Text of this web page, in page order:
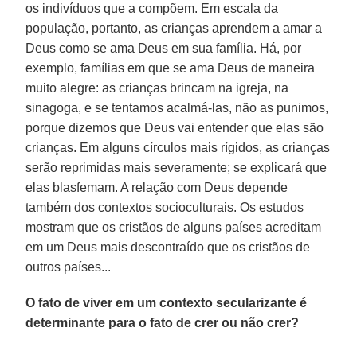
os indivíduos que a compõem. Em escala da
população, portanto, as crianças aprendem a amar a
Deus como se ama Deus em sua família. Há, por
exemplo, famílias em que se ama Deus de maneira
muito alegre: as crianças brincam na igreja, na
sinagoga, e se tentamos acalmá-las, não as punimos,
porque dizemos que Deus vai entender que elas são
crianças. Em alguns círculos mais rígidos, as crianças
serão reprimidas mais severamente; se explicará que
elas blasfemam. A relação com Deus depende
também dos contextos socioculturais. Os estudos
mostram que os cristãos de alguns países acreditam
em um Deus mais descontraído que os cristãos de
outros países...
O fato de viver em um contexto secularizante é
determinante para o fato de crer ou não crer?